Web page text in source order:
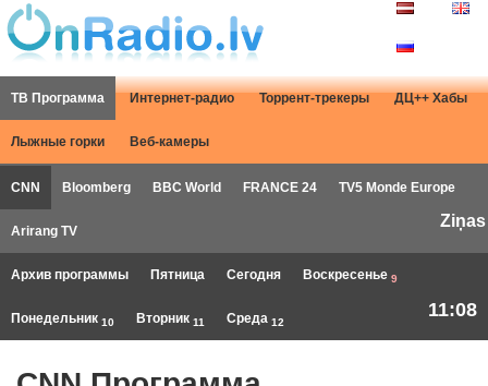
ТВ Программа Интернет-радио Торрент-трекеры ДЦ++ Хабы
Лыжные горки Веб-камеры
CNN Bloomberg BBC World FRANCE 24 TV5 Monde Europe
Arirang TV
Ziņas
Архив программы Пятница Сегодня Воскресенье 9
Понедельник 10 Вторник 11 Среда 12
11:08